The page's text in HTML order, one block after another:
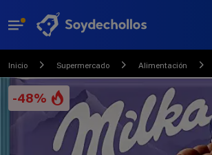
Inicio Supermercado Alimentación
-48%